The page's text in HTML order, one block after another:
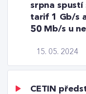
15. 05. 2024
srpna spustí
tarif 1 Gb/s
50 Mb/s u
CETIN